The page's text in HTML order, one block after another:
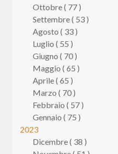
Ottobre ( 77 )
Settembre ( 53 )
Agosto ( 33 )
Luglio ( 55 )
Giugno ( 70 )
Maggio ( 65 )
Aprile ( 65 )
Marzo ( 70 )
Febbraio ( 57 )
Gennaio ( 75 )
2023
Dicembre ( 38 )